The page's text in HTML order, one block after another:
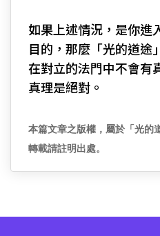
如果上述情況，是你進
目的，那麼「光的道途
在對立的法門中不會有
真理是絕對。
本篇文章之版權，屬於「光的
轉載請註明出處。